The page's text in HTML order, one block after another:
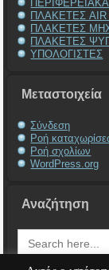
ΠΕΡΙΦΕΡΕΙΑΚΑ
ΠΛΑΚΕΤΕΣ AIR
ΠΛΑΚΕΤΕΣ
ΠΛΑΚΕΤΕΣ
ΥΠΟΛΟΓΙΣΤΕΣ
Μεταστοιχεία
Σύνδεση
Ροή
Ροή σχολίων
WordPress.org
Αναζήτηση
Search
for: